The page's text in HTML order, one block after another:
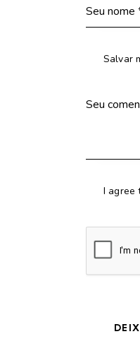
Salvar
I agree